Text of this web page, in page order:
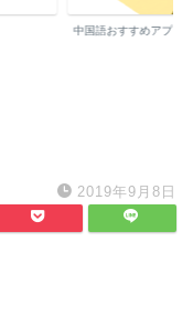
中国語おすすめアプリ
2019年9月8日